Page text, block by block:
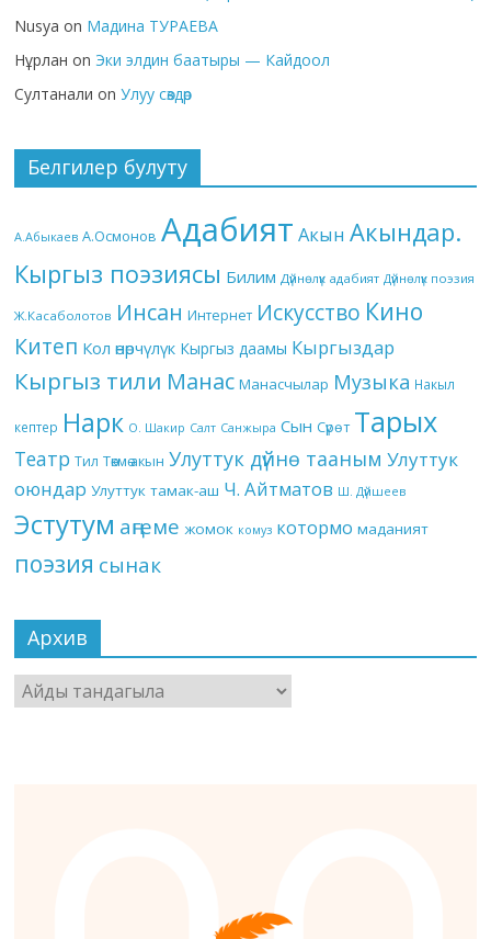
Nusya on Мадина ТУРАЕВА
Нұрлан on Эки элдин баатыры — Кайдоол
Султанали onУлуу сөздөр
Белгилер булуту
А.Абыкаев А.Осмонов Адабият Акын Акындар.
Кыргыз поэзиясы Билим Дүйнөлүк адабият Дүйнөлүк поэзия
Ж.Касаболотов Инсан Интернет Искусство Кино
Китеп Кол өнөрчүлүк Кыргыз даамы Кыргыздар
Кыргыз тили Манас Манасчылар Музыка Накыл
кептер Нарк О. Шакир Салт Санжыра Сын Сүрөт Тарых
Театр Тил Төкмө акын Улуттук дүйнө тааным Улуттук
оюндар Улуттук тамак-аш Ч. Айтматов Ш. Дүйшеев
Эстутум аңгеме жомок комуз котормо маданият
поэзия сынак
Архив
Архив